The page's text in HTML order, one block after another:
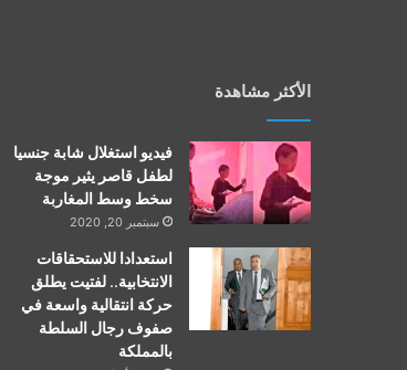
الأكثر مشاهدة
فيديو استغلال شابة جنسيا
لطفل قاصر يثير موجة
سخط وسط المغاربة
سبتمبر 20, 2020
استعدادا للاستحقاقات
الانتخابية.. لفتيت يطلق
حركة انتقالية واسعة في
صفوف رجال السلطة
بالمملكة